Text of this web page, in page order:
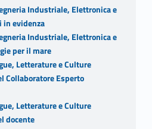
Industriale, Elettronica e
in evidenza
Industriale, Elettronica e
per il mare
Letterature e Culture
Collaboratore Esperto
Letterature e Culture
docente